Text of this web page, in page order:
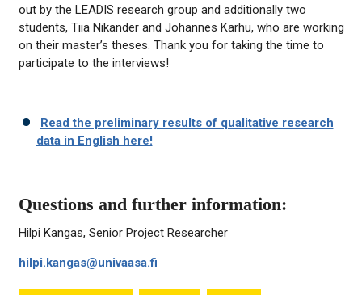
out by the LEADIS research group and additionally two
students, Tiia Nikander and Johannes Karhu, who are working
on their master’s theses. Thank you for taking the time to
participate to the interviews!
Read the preliminary results of qualitative research
data in English here!
Questions and further information:
Hilpi Kangas, Senior Project Researcher
hilpi.kangas@univaasa.fi